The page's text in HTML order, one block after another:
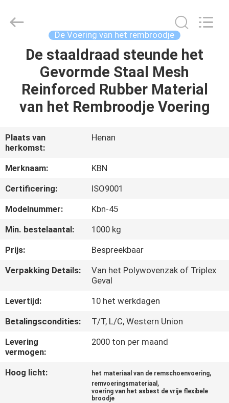
HUIS
PRODUCTEN
ONS
FABRIEKSREIS
KWALITEITSCONTROLE
CONTACTEER
ONS
OM EEN
CITAAT
SITEMAP
De Voering van het rembroodje
De staaldraad steunde het
Gevormde Staal Mesh
Reinforced Rubber Material
van het Rembroodje Voering
Plaats van
herkomst:
Henan
Merknaam:
KBN
Certificering:
ISO9001
Modelnummer:
Kbn-45
Min. bestelaantal:
1000 kg
Prijs:
Bespreekbaar
Verpakking Details:
Van het Polywovenzak of Triplex
Geval
Levertijd:
10 het werkdagen
Betalingscondities:
T/T, L/C, Western Union
Levering
vermogen:
2000 ton per maand
Hoog licht: het materiaal van de remschoenvoering,
remvoeringsmateriaal ,
voering van het asbest de vrije flexibele
broodje